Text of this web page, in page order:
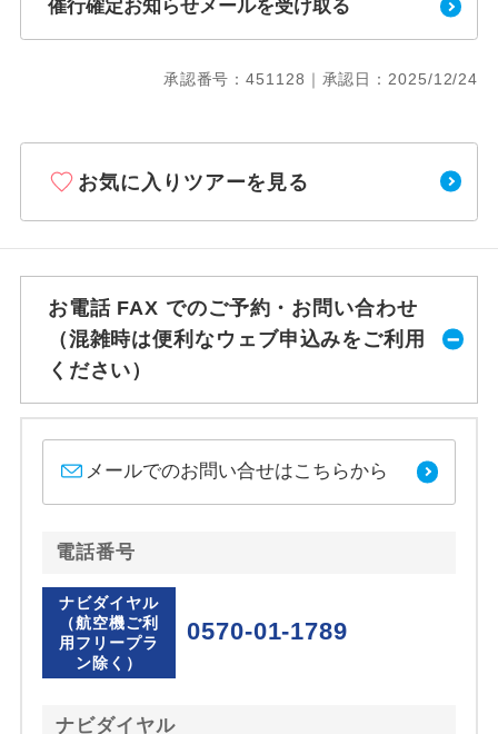
催行確定お知らせメールを受け取る
承認番号：451128｜承認日：2025/12/24
お気に入りツアーを見る
お電話 FAX でのご予約・お問い合わせ
（混雑時は便利なウェブ申込みをご利用
ください）
メールでのお問い合せはこちらから
電話番号
ナビダイヤル
（航空機ご利
用フリープラ
ン除く）
0570-01-1789
ナビダイヤル